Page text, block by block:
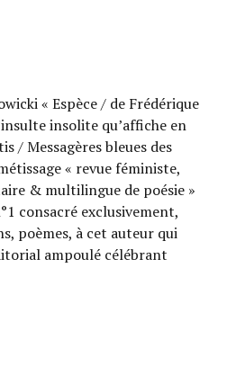
« Espèce / de Frédérique
insolite qu’affiche en
/ Messagères bleues des
« revue féministe,
& multilingue de poésie »
consacré exclusivement,
poèmes, à cet auteur qui
ampoulé célébrant